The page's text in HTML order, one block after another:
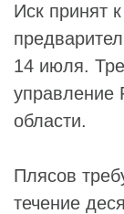
Иск принят
14 июля.
управление
области.
Плясов
течение